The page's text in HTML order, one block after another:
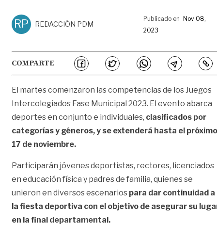
RP REDACCIÓN PDM
Publicado en
Nov 08,
2023
COMPARTE
El martes comenzaron las competencias de los Juegos
Intercolegiados Fase Municipal 2023. El evento abarca
deportes en conjunto e individuales, clasificados por
categorías y géneros, y se extenderá hasta el próximo
17 de noviembre.
Participarán jóvenes deportistas, rectores, licenciados
en educación física y padres de familia, quienes se
unieron en diversos escenarios para dar continuidad a
la fiesta deportiva con el objetivo de asegurar su
en la final departamental.